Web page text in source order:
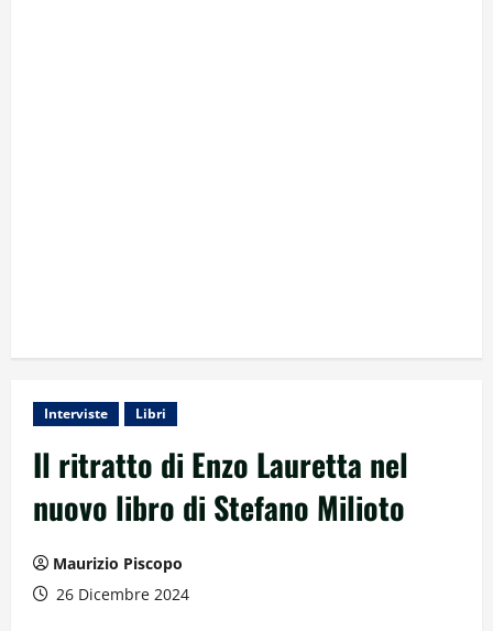
Interviste Libri
Il ritratto di Enzo Lauretta nel
nuovo libro di Stefano Milioto
Maurizio Piscopo
26 Dicembre 2024